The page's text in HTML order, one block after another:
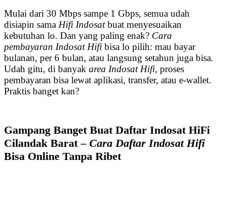
Mulai dari 30 Mbps sampe 1 Gbps, semua udah
disiapin sama Hifi Indosatbuat menyesuaikan
kebutuhan lo. Dan yang paling enak? Cara
pembayaran Indosat Hifi bisa lo pilih: mau bayar
bulanan, per 6 bulan, atau langsung setahun juga bisa.
Udah gitu, di banyak area Indosat Hifi, proses
pembayaran bisa lewat aplikasi, transfer, atau e-wallet.
Praktis banget kan?
Gampang Banget Buat Daftar Indosat HiFi
Cilandak Barat – Cara Daftar Indosat Hifi
Bisa Online Tanpa Ribet